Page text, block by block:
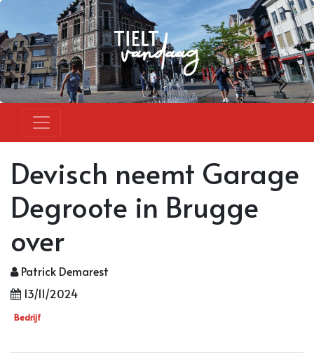
Devisch neemt Garage
Degroote in Brugge
over
Patrick Demarest
13/11/2024
Bedrijf